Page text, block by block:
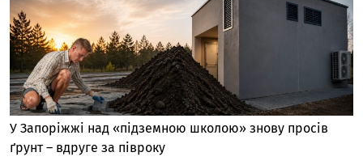
У Запоріжжі над «підземною школою» знову просів
ґрунт – вдруге за півроку